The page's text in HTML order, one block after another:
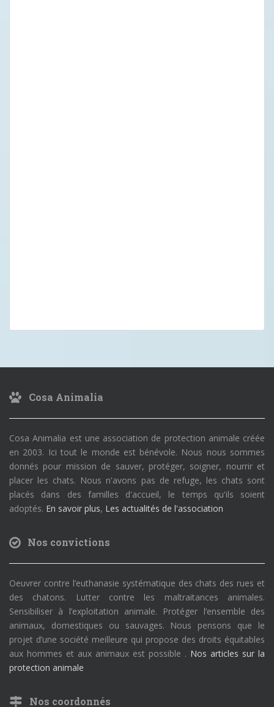
Cosa Animalia
Cosa Animalia est une association de protection animale créée
en 2003. Ici tout le monde est bénévole. Nous nous sommes
donnés pour mission de sauver, protéger, soigner, nourrir et
placer les chats. Nous n'avons pas de refuge, les chats sont
placés dans des familles d'accueil, le temps qu'ils soient
adoptés. En savoir plus, Les actualités de l'association
Nos convictions
Oeuvrer contre l’euthanasie systématique des chats des rues et
des chatons. Lutter contre les maltraitances animales.
Sensibiliser à l’exploitation animale. Protéger l’ensemble des
animaux, domestiques ou sauvages. Nous pensons que le
projet d’une société meilleure qui propose des droits équitables
aux hommes et aux animaux est possible . Nos articles sur la
protection animale
Nos coordonnés